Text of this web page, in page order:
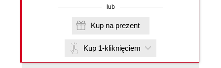
lub
Kup na prezent
Kup 1-kliknięciem